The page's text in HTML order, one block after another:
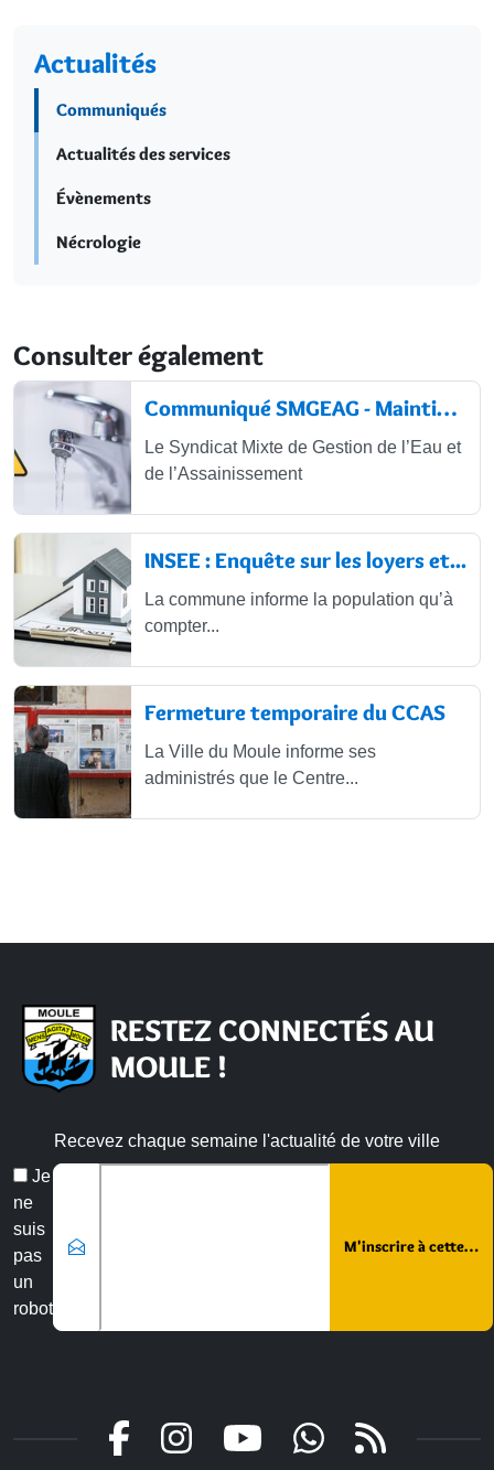
Actualités
Communiqués
Actualités des services
Évènements
Nécrologie
Consulter également
Communiqué SMGEAG - Maintien de la...
Le Syndicat Mixte de Gestion de l’Eau et
de l’Assainissement
INSEE : Enquête sur les loyers et...
La commune informe la population qu’à
compter...
Fermeture temporaire du CCAS
La Ville du Moule informe ses
administrés que le Centre...
RESTEZ CONNECTÉS AU
MOULE !
Recevez chaque semaine l'actualité de votre ville
Je
ne
suis
pas
un
robot
Veuillez laisser ce champ vide :
Email